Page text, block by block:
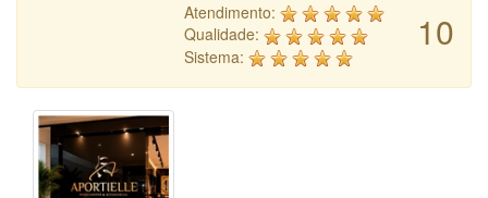
10
Atendimento:
Qualidade:
Sistema: